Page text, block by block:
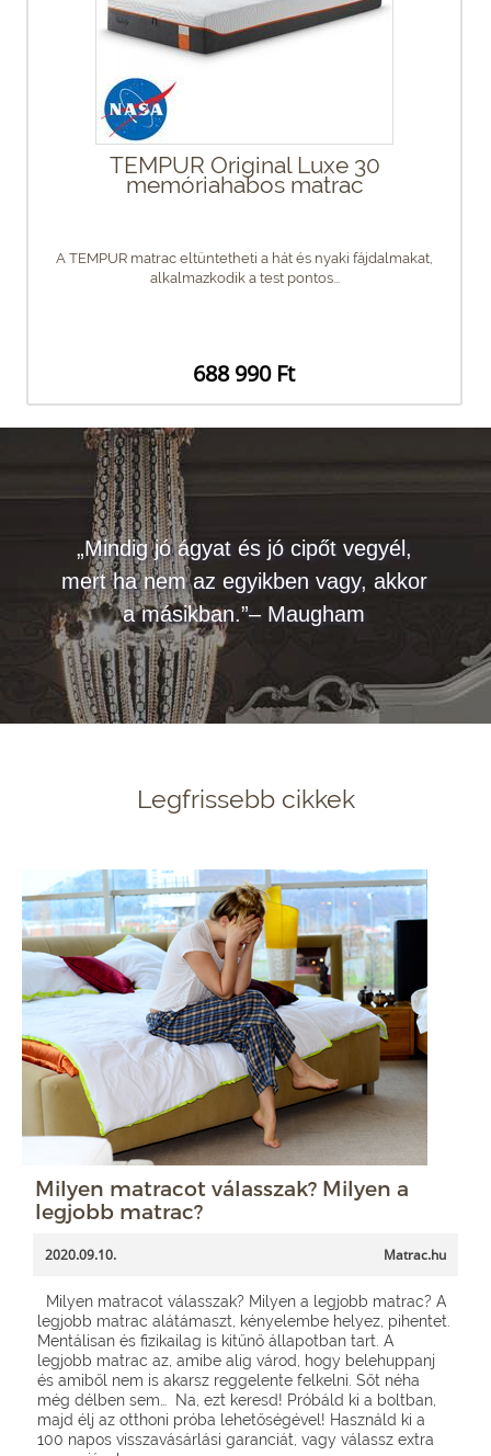
TEMPUR Original Luxe 30
memóriahabos matrac
A TEMPUR matrac eltüntetheti a hát és nyaki fájdalmakat,
alkalmazkodik a test pontos...
688 990 Ft
„Mindig jó ágyat és jó cipőt vegyél,
mert ha nem az egyikben vagy, akkor
a másikban.”– Maugham
Legfrissebb cikkek
Milyen matracot válasszak? Milyen a
legjobb matrac?
2020.09.10. Matrac.hu
Milyen matracot válasszak? Milyen a legjobb matrac? A
legjobb matrac alátámaszt, kényelembe helyez, pihentet.
Mentálisan és fizikailag is kitűnő állapotban tart. A
legjobb matrac az, amibe alig várod, hogy belehuppanj
és amiből nem is akarsz reggelente felkelni. Sőt néha
még délben sem… Na, ezt keresd! Próbáld ki a boltban,
majd élj az otthoni próba lehetőségével! Használd ki a
100 napos visszavásárlási garanciát, vagy válassz extra